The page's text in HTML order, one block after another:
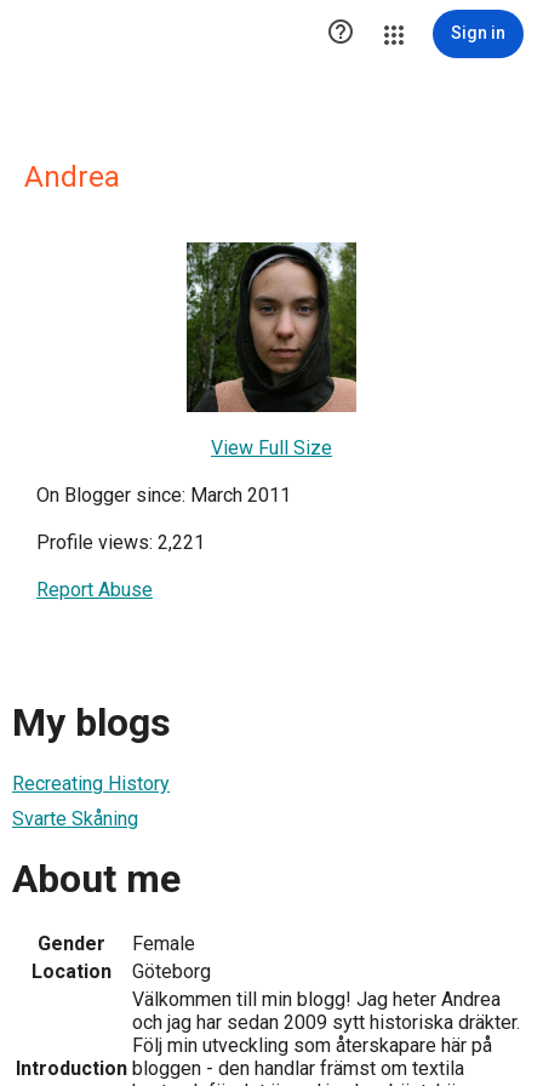
 Sign in
Andrea
View Full Size
On Blogger since: March 2011
Profile views: 2,221
Report Abuse
My blogs
Recreating History
Svarte Skåning
About me
Gender
Female
Location
Göteborg
Introduction
Välkommen till min blogg! Jag heter Andrea
och jag har sedan 2009 sytt historiska dräkter.
Följ min utveckling som återskapare här på
bloggen - den handlar främst om textila